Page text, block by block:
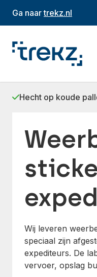
Ga naartrekz.nl
Hecht op koude
Wij leveren
speciaal zijn
expediteurs. De
vervoer, opslag